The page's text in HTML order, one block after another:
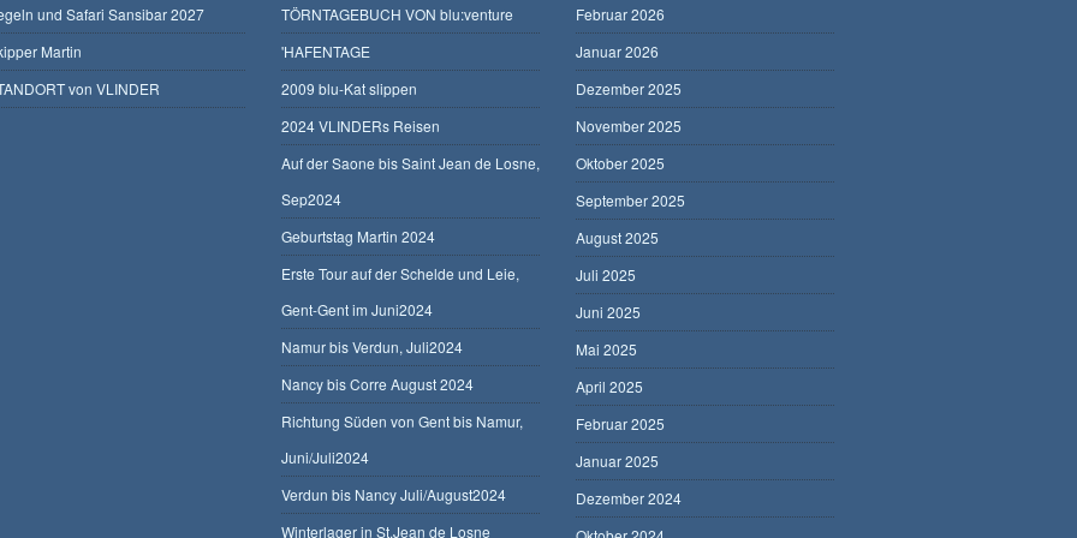
und Safari Sansibar 2027
Martin
von VLINDER
TÖRNTAGEBUCH VON blu:venture
'HAFENTAGE
2009 blu-Kat slippen
2024 VLINDERs Reisen
Auf der Saone bis Saint Jean de Losne,
Sep2024
Geburtstag Martin 2024
Erste Tour auf der Schelde und Leie,
Gent-Gent im Juni2024
Namur bis Verdun, Juli2024
Nancy bis Corre August 2024
Richtung Süden von Gent bis Namur,
Juni/Juli2024
Verdun bis Nancy Juli/August2024
Winterlager in St.Jean de Losne
Februar 2026
Januar 2026
Dezember 2025
November 2025
Oktober 2025
September 2025
August 2025
Juli 2025
Juni 2025
Mai 2025
April 2025
Februar 2025
Januar 2025
Dezember 2024